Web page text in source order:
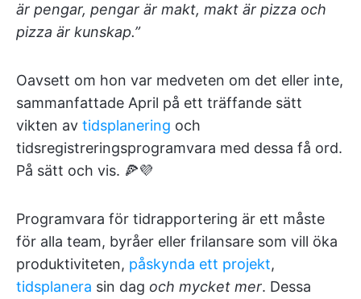
är pengar, pengar är makt, makt är pizza och
pizza är kunskap.”
Oavsett om hon var medveten om det eller inte,
sammanfattade April på ett träffande sätt
vikten av tidsplanering och
tidsregistreringsprogramvara med dessa få ord.
På sätt och vis. 🍕💜
Programvara för tidrapportering är ett måste
för alla team, byråer eller frilansare som vill öka
produktiviteten, påskynda ett projekt,
tidsplanera sin dag och mycket mer. Dessa